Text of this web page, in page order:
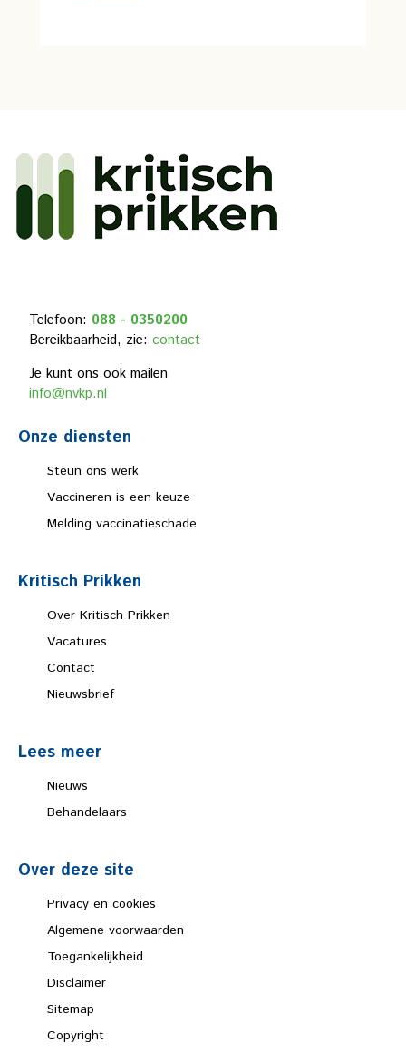
Telefoon: 088 - 0350200
Bereikbaarheid, zie: contact
Je kunt ons ook mailen
info@nvkp.nl
Onze diensten
Steun ons werk
Vaccineren is een keuze
Melding vaccinatieschade
Kritisch Prikken
Over Kritisch Prikken
Vacatures
Contact
Nieuwsbrief
Lees meer
Nieuws
Behandelaars
Over deze site
Privacy en cookies
Algemene voorwaarden
Toegankelijkheid
Disclaimer
Sitemap
Copyright